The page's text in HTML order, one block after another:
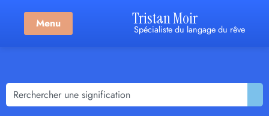
Menu Tristan Moir
Spécialiste du langage du rêve